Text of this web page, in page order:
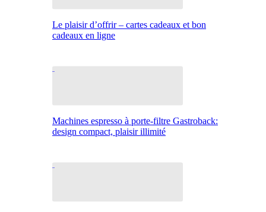
Le plaisir d’offrir – cartes cadeaux et bon
cadeaux en ligne
Machines espresso à porte-filtre Gastroback:
design compact, plaisir illimité